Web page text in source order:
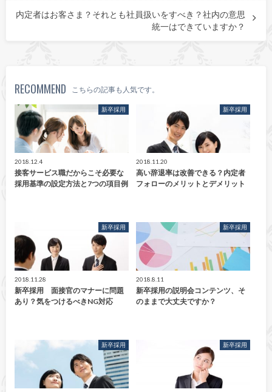
内定者はお客さま？それとも社員扱いをすべき？社内の意思
統一はできていますか？
RECOMMEND こちらの記事も人気です。
新卒採用
2018.12.4
接客サービス職だからこそ必要な
採用基準の設定方法と7つの項目例
新卒採用
2018.11.20
高い辞退率は改善できる？内定者
フォローのメリットとデメリット
新卒採用
2018.11.28
新卒採用 面接官のマナーに問題
あり？気をつけるべきNG対応
新卒採用
2018.8.11
新卒採用の説明会コンテンツ、そ
のままで大丈夫ですか？
新卒採用 新卒採用